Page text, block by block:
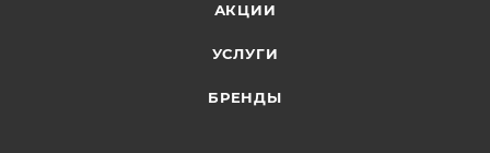
АКЦИИ
УСЛУГИ
БРЕНДЫ